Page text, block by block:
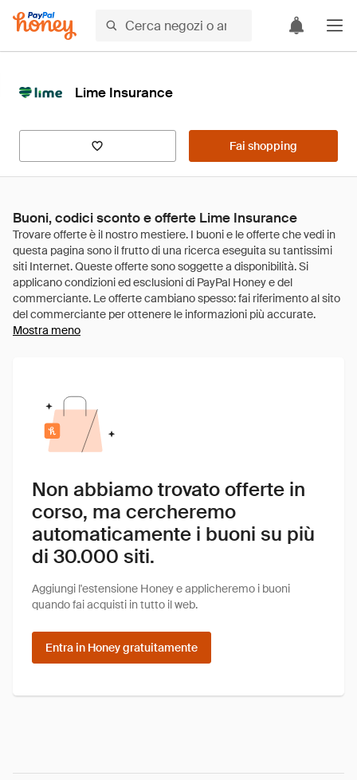
Lime Insurance
Fai shopping
Buoni, codici sconto e offerte Lime Insurance
Mostra meno
Non abbiamo trovato offerte in
corso, ma cercheremo
automaticamente i buoni su più
di 30.000 siti.
Aggiungi l'estensione Honey e applicheremo i buoni
quando fai acquisti in tutto il web.
Entra in Honey gratuitamente